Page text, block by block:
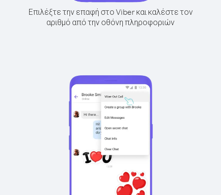
Επιλέξτε την επαφή στο Viber και καλέστε τον
αριθμό από την οθόνη πληροφοριών